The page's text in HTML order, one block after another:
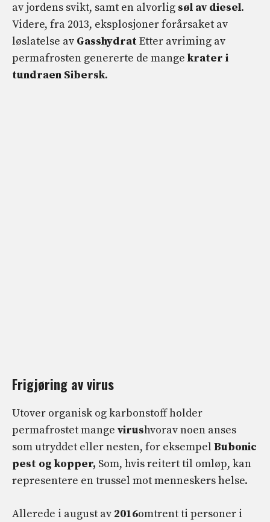
av jordens svikt, samt en alvorlig søl av diesel.
Videre, fra 2013, eksplosjoner forårsaket av
løslatelse av GasshydratEtter avriming av
permafrosten genererte de mange krater i
tundraen Sibersk.
Frigjøring av virus
Utover organisk og karbonstoff holder
permafrostet mange virushvorav noen anses
som utryddet eller nesten, for eksempel Bubonic
pest og kopper, Som, hvis reitert til omløp, kan
representere en trussel mot menneskers helse.
Allerede i august av 2016omtrent ti personer i